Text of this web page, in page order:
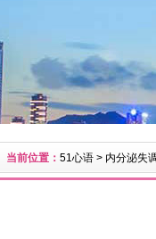
当前位置： 51心语 > 内分泌失调